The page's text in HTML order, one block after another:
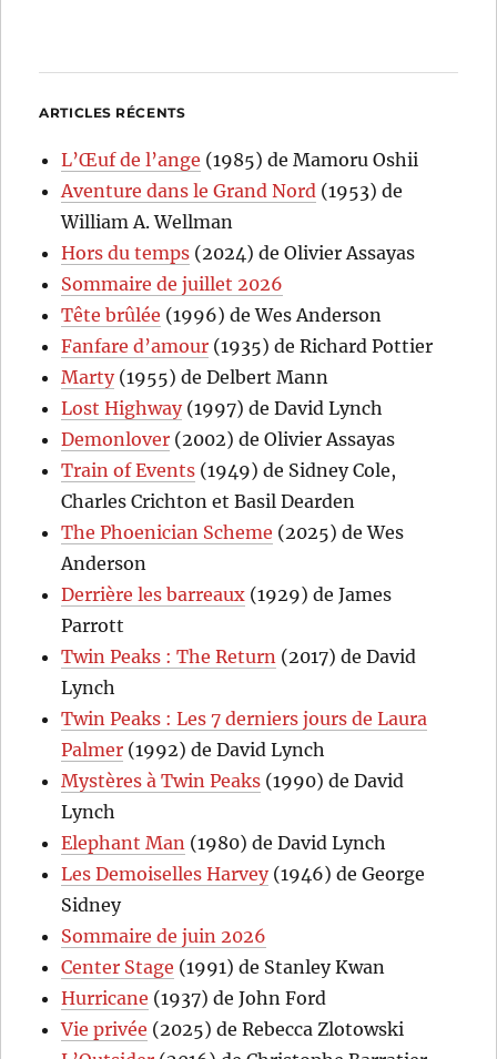
ARTICLES RÉCENTS
L’Œuf de l’ange (1985) de Mamoru Oshii
Aventure dans le Grand Nord (1953) de
William A. Wellman
Hors du temps (2024) de Olivier Assayas
Sommaire de juillet 2026
Tête brûlée (1996) de Wes Anderson
Fanfare d’amour (1935) de Richard Pottier
Marty(1955) de Delbert Mann
Lost Highway(1997) de David Lynch
Demonlover (2002) de Olivier Assayas
Train of Events (1949) de Sidney Cole,
Charles Crichton et Basil Dearden
The Phoenician Scheme (2025) de Wes
Anderson
Derrière les barreaux (1929) de James
Parrott
Twin Peaks : The Return (2017) de David
Lynch
Twin Peaks : Les 7 derniers jours de Laura
Palmer (1992) de David Lynch
Mystères à Twin Peaks (1990) de David
Lynch
Elephant Man (1980) de David Lynch
Les Demoiselles Harvey(1946) de George
Sidney
Sommaire de juin 2026
Center Stage (1991) de Stanley Kwan
Hurricane (1937) de John Ford
Vie privée (2025) de Rebecca Zlotowski